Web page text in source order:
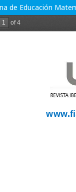
de Educación